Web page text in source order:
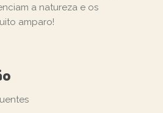
a natureza e os
amparo!